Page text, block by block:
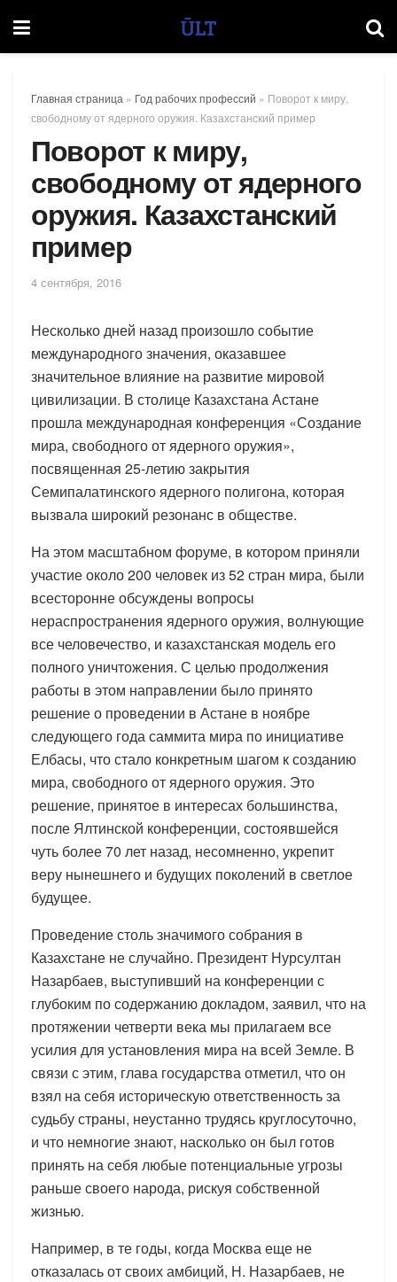
Главная страница » Год рабочих профессий » Поворот к миру,
свободному от ядерного оружия. Казахстанский пример
Поворот к миру,
свободному от ядерного
оружия. Казахстанский
пример
4 сентября, 2016
Несколько дней назад произошло событие
международного значения, оказавшее
значительное влияние на развитие мировой
цивилизации. В столице Казахстана Астане
прошла международная конференция «Создание
мира, свободного от ядерного оружия»,
посвященная 25-летию закрытия
Семипалатинского ядерного полигона, которая
вызвала широкий резонанс в обществе.
На этом масштабном форуме, в котором приняли
участие около 200 человек из 52 стран мира, были
всесторонне обсуждены вопросы
нераспространения ядерного оружия, волнующие
все человечество, и казахстанская модель его
полного уничтожения. С целью продолжения
работы в этом направлении было принято
решение о проведении в Астане в ноябре
следующего года саммита мира по инициативе
Елбасы, что стало конкретным шагом к созданию
мира, свободного от ядерного оружия. Это
решение, принятое в интересах большинства,
после Ялтинской конференции, состоявшейся
чуть более 70 лет назад, несомненно, укрепит
веру нынешнего и будущих поколений в светлое
будущее.
Проведение столь значимого собрания в
Казахстане не случайно. Президент Нурсултан
Назарбаев, выступивший на конференции с
глубоким по содержанию докладом, заявил, что на
протяжении четверти века мы прилагаем все
усилия для установления мира на всей Земле. В
связи с этим, глава государства отметил, что он
взял на себя историческую ответственность за
судьбу страны, неустанно трудясь круглосуточно,
и что немногие знают, насколько он был готов
принять на себя любые потенциальные угрозы
раньше своего народа, рискуя собственной
жизнью.
Например, в те годы, когда Москва еще не
отказалась от своих амбиций, Н. Назарбаев, не